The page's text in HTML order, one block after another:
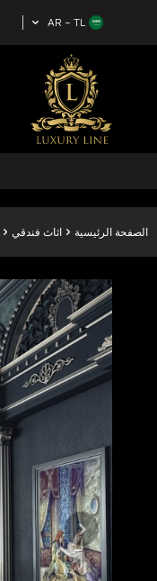
AR − TL
الصفحة الرئيسية اثاث فندقي